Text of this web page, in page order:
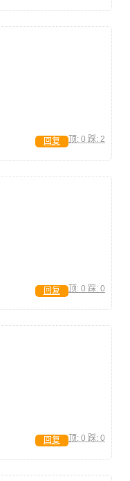
顶: 0 踩: 2
回复
顶: 0 踩: 0
回复
顶: 0 踩: 0
回复